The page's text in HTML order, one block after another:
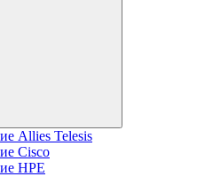
Allies Telesis
Cisco
HPE